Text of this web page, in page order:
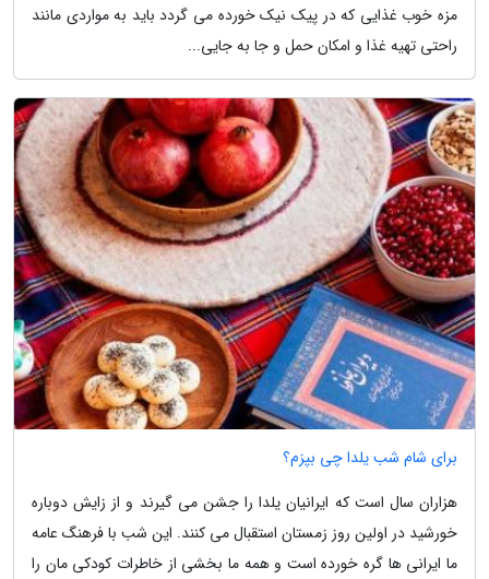
مزه خوب غذایی که در پیک نیک خورده می گردد باید به مواردی مانند
راحتی تهیه غذا و امکان حمل و جا به جایی...
برای شام شب یلدا چی بپزم؟
هزاران سال است که ایرانیان یلدا را جشن می گیرند و از زایش دوباره
خورشید در اولین روز زمستان استقبال می کنند. این شب با فرهنگ عامه
ما ایرانی ها گره خورده است و همه ما بخشی از خاطرات کودکی مان را